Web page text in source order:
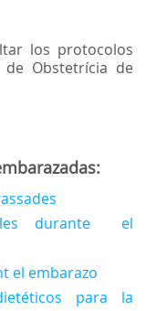
los protocolos
de Obstetrícia de
durante el
el embarazo
para la